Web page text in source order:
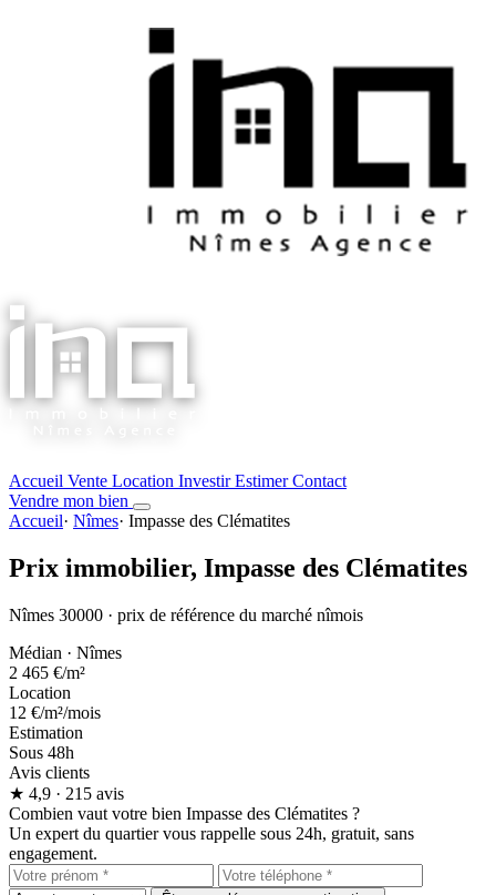
Accueil Vente Location InvestirEstimerContact
Vendre mon bien
Accueil· Nîmes· Impasse des Clématites
Prix immobilier, Impasse des Clématites
Nîmes 30000 · prix de référence du marché nîmois
Médian · Nîmes
2 465 €/m²
Location
12 €/m²/mois
Estimation
Sous 48h
Avis clients
★ 4,9 · 215 avis
Combien vaut votre bien Impasse des Clématites ?
Un expert du quartier vous rappelle sous 24h, gratuit, sans
engagement.